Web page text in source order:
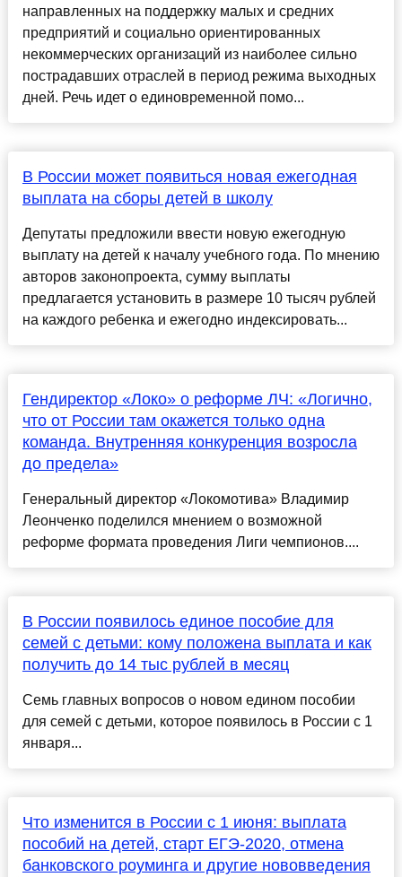
направленных на поддержку малых и средних
предприятий и социально ориентированных
некоммерческих организаций из наиболее сильно
пострадавших отраслей в период режима выходных
дней. Речь идет о единовременной помо...
В России может появиться новая ежегодная
выплата на сборы детей в школу
Депутаты предложили ввести новую ежегодную
выплату на детей к началу учебного года. По мнению
авторов законопроекта, сумму выплаты
предлагается установить в размере 10 тысяч рублей
на каждого ребенка и ежегодно индексировать...
Гендиректор «Локо» о реформе ЛЧ: «Логично,
что от России там окажется только одна
команда. Внутренняя конкуренция возросла
до предела»
Генеральный директор «Локомотива» Владимир
Леонченко поделился мнением о возможной
реформе формата проведения Лиги чемпионов....
В России появилось единое пособие для
семей с детьми: кому положена выплата и как
получить до 14 тыс рублей в месяц
Семь главных вопросов о новом едином пособии
для семей с детьми, которое появилось в России с 1
января...
Что изменится в России с 1 июня: выплата
пособий на детей, старт ЕГЭ-2020, отмена
банковского роуминга и другие нововведения